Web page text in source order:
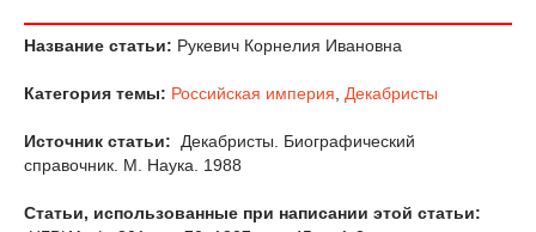
Название статьи: Рукевич Корнелия Ивановна
Категория темы: Российская империя Декабристы
Источник статьи:
Декабристы. Биографический
справочник. М. Наука. 1988
Статьи, использованные при написании этой статьи: